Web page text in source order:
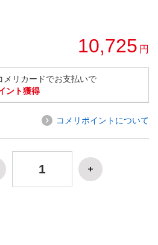
10,725 円
メリカードでお支払いで
ント獲得
コメリポイントについて